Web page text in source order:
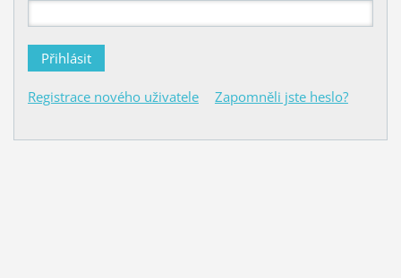
Registrace nového uživatele Zapomněli jste heslo?